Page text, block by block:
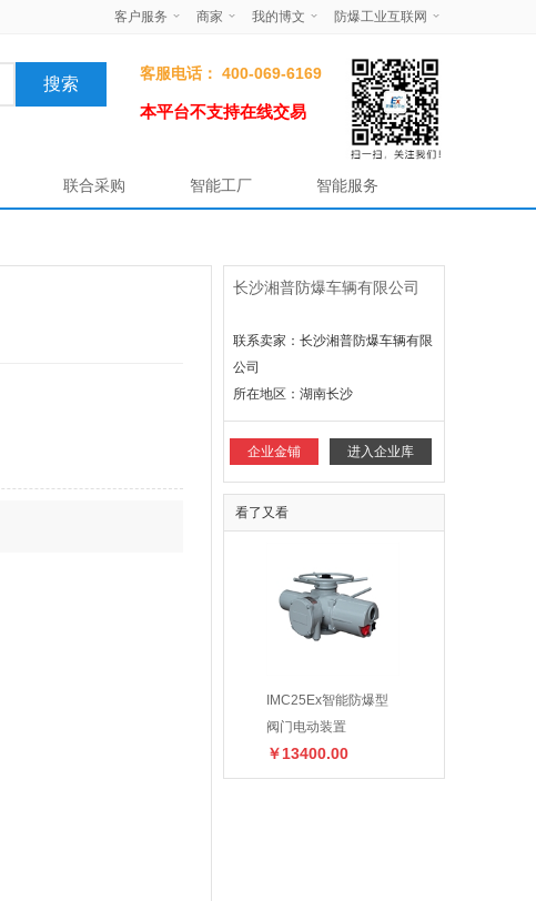
客户服务 商家 我的博文 防爆工业互联网
客服电话： 400-069-6169
本平台不支持在线交易
联合采购 智能工厂 智能服务
长沙湘普防爆车辆有限公司
联系卖家：长沙湘普防爆车辆有限
公司
所在地区： 湖南长沙
企业金铺 进入企业库
看了又看
IMC25Ex智能防爆型
阀门电动装置
￥13400.00